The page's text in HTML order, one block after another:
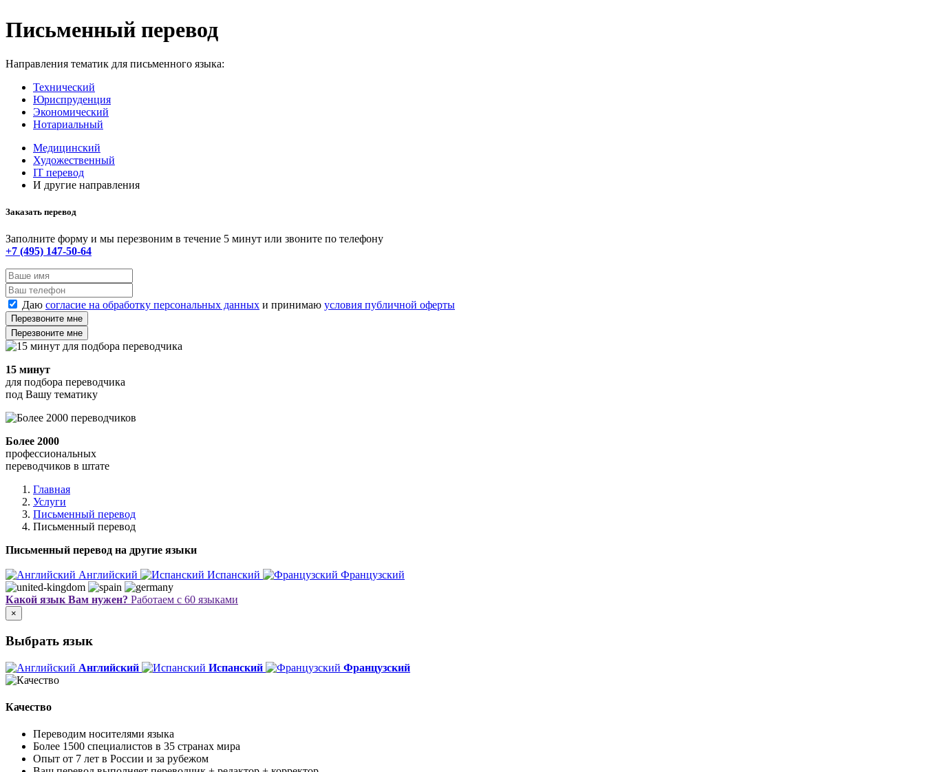
Письменный перевод
Направления тематик для письменного языка:
Технический
Юриспруденция
Экономический
Нотариальный
Медицинский
Художественный
IT перевод
И другие направления
Заказать перевод
Заполните форму и мы перезвоним в течение 5 минут или звоните по телефону
+7 (495) 147-50-64
Даю согласие на обработку персональных данных и принимаю условия публичной оферты
Перезвоните мне
Перезвоните мне
15 минут
для подбора переводчика
под Вашу тематику
Более 2000
профессиональных
переводчиков в штате
Главная
Услуги
Письменный перевод
Письменный перевод
Письменный перевод на другие языки
Английский Испанский Французский
Какой язык Вам нужен? Работаем с 60 языками
×
Выбрать язык
Английский Испанский Французский
Качество
Переводим носителями языка
Более 1500 специалистов в 35 странах мира
Опыт от 7 лет в России и за рубежом